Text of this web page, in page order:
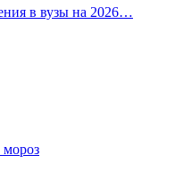
в вузы на 2026…
мороз